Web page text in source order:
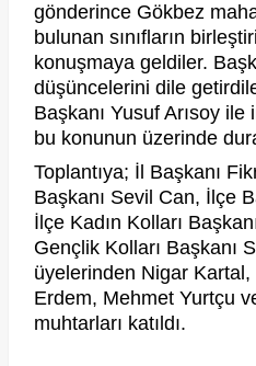
gönderince Gökbez
bulunan sınıfların
konuşmaya geldiler.
düşüncelerini dile
Başkanı Yusuf Arısoy ile
bu konunun üzerinde
Toplantıya; İl Başkanı
Başkanı Sevil Can, İlçe
İlçe Kadın Kolları
Gençlik Kolları Başkanı
üyelerinden Nigar
Erdem, Mehmet Yurtçu
muhtarları katıldı.